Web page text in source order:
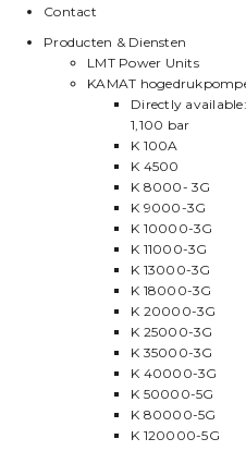
Contact
Producten & Diensten
LMT Power Units
KAMAT
Directly
1,100 bar
K 100A
K 4500
K 8000- 3G
K 9000-3G
K 10000-3G
K 11000-3G
K 13000-3G
K 18000-3G
K 20000-3G
K 25000-3G
K 35000-3G
K 40000-3G
K 50000-5G
K 80000-5G
K 120000-5G